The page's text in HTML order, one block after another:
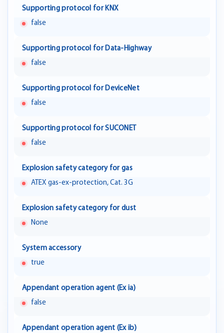
Supporting protocol for KNX
false
Supporting protocol for Data-Highway
false
Supporting protocol for DeviceNet
false
Supporting protocol for SUCONET
false
Explosion safety category for gas
ATEX gas-ex-protection, Cat. 3G
Explosion safety category for dust
None
System accessory
true
Appendant operation agent (Ex ia)
false
Appendant operation agent (Ex ib)